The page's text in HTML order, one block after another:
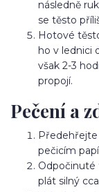
následně
se těsto
Hotové
ho v lednici
však 2-3
propojí.
Pečení a
Předehřejte
pečicím
Odpočinuté
plát silný